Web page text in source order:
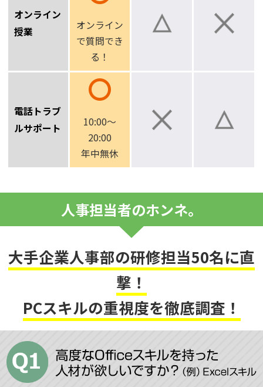
オンライン
授業
オンライン
で質問でき
る！
電話トラブ
ルサポート
10:00～
20:00
年中無休
人事担当者のホンネ。
大手企業人事部の研修担当50名に直
撃！
PCスキルの重視度を徹底調査！